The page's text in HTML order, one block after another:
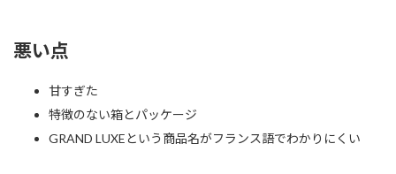
悪い点
甘すぎた
特徴のない箱とパッケージ
GRAND LUXEという商品名がフランス語でわかりにくい